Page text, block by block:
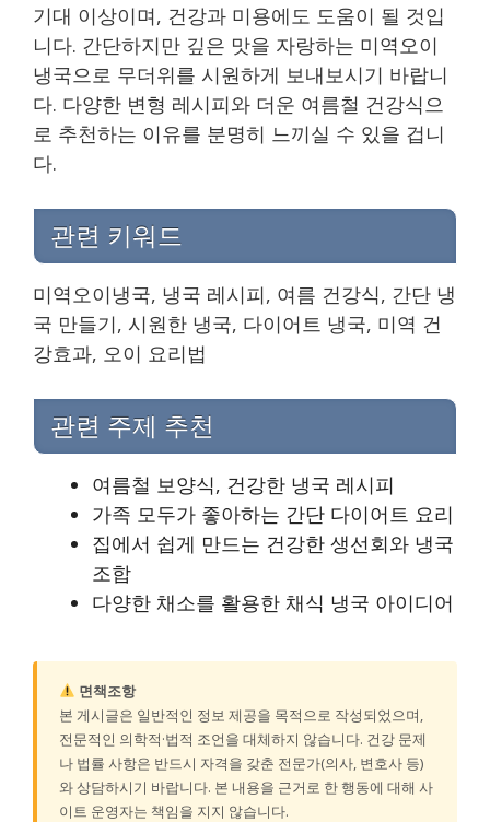
기대 이상이며, 건강과 미용에도 도움이 될 것입
니다. 간단하지만 깊은 맛을 자랑하는 미역오이
냉국으로 무더위를 시원하게 보내보시기 바랍니
다. 다양한 변형 레시피와 더운 여름철 건강식으
로 추천하는 이유를 분명히 느끼실 수 있을 겁니
다.
관련 키워드
미역오이냉국, 냉국 레시피, 여름 건강식, 간단 냉
국 만들기, 시원한 냉국, 다이어트 냉국, 미역 건
강효과, 오이 요리법
관련 주제 추천
여름철 보양식, 건강한 냉국 레시피
가족 모두가 좋아하는 간단 다이어트 요리
집에서 쉽게 만드는 건강한 생선회와 냉국
조합
다양한 채소를 활용한 채식 냉국 아이디어
면책조항
본 게시글은 일반적인 정보 제공을 목적으로 작성되었으며,
전문적인 의학적·법적 조언을 대체하지 않습니다. 건강 문제
나 법률 사항은 반드시 자격을 갖춘 전문가(의사, 변호사 등)
와 상담하시기 바랍니다. 본 내용을 근거로 한 행동에 대해 사
이트 운영자는 책임을 지지 않습니다.